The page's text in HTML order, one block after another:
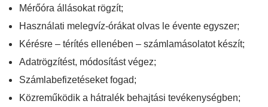
Mérőóra állásokat rögzít;
Használati melegvíz-órákat olvas le évente egyszer;
Kérésre – térítés ellenében – számlamásolatot készít;
Adatrögzítést, módosítást végez;
Számlabefizetéseket fogad;
Közreműködik a hátralék behajtási tevékenységben;